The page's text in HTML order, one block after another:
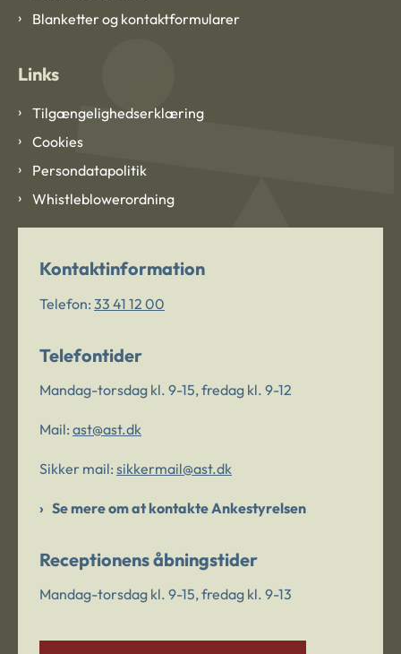
Blanketter og kontaktformularer
Links
Tilgængelighedserklæring
Cookies
Persondatapolitik
Whistleblowerordning
Kontaktinformation
Telefon: 33 41 12 00
Telefontider
Mandag-torsdag kl. 9-15, fredag kl. 9-12
Mail: ast@ast.dk
Sikker mail: sikkermail@ast.dk
Se mere om at kontakte Ankestyrelsen
Receptionens åbningstider
Mandag-torsdag kl. 9-15, fredag kl. 9-13